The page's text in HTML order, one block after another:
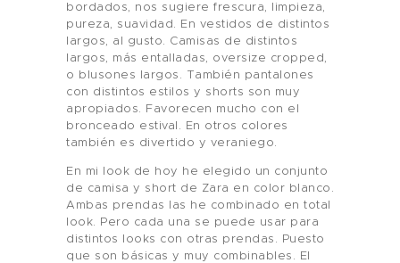
bordados, nos sugiere frescura, limpieza,
pureza, suavidad. En vestidos de distintos
largos, al gusto. Camisas de distintos
largos, más entalladas, oversize cropped,
o blusones largos. También pantalones
con distintos estilos y shorts son muy
apropiados. Favorecen mucho con el
bronceado estival. En otros colores
también es divertido y veraniego.
En mi look de hoy he elegido un conjunto
de camisa y short de Zara en color blanco.
Ambas prendas las he combinado en total
look. Pero cada una se puede usar para
distintos looks con otras prendas. Puesto
que son básicas y muy combinables. El